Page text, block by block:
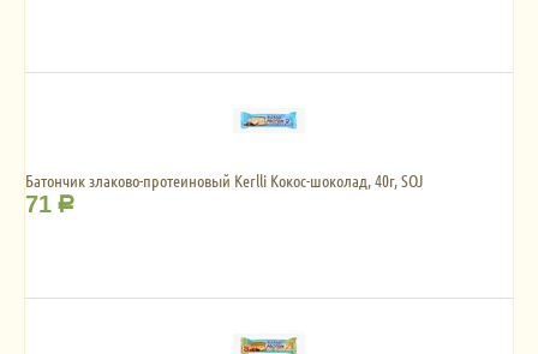
Батончик злаково-протеиновый Kerlli Кокос-шоколад, 40г, SOJ
71 Р